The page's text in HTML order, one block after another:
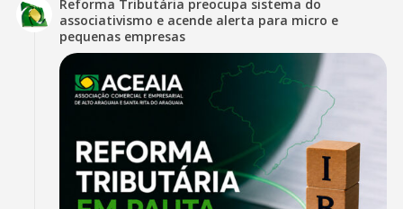
Reforma Tributária preocupa sistema do
associativismo e acende alerta para micro e
pequenas empresas